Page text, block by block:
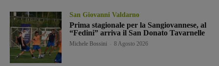
San Giovanni Valdarno
Prima stagionale per la Sangiovannese, al
“Fedini” arriva il San Donato Tavarnelle
Michele Bossini 8 Agosto 2026